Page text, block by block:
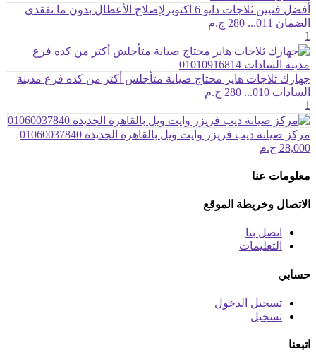
أفضل فنيين ثلاجات دايو 6 اكتوبرلإصلاح الأعطال بدون ما تفقدي
الضمان 011...
280 ج.م
1
جهازك ثلاجات هاير محتاج صيانة متأجلش أكتر من كده فرع مدينة
السادات 010...
280 ج.م
1
مركز صيانة ديب فريزر وايت ويل بالقاهرة الجديدة 01060037840
28,000 ج.م
معلومات عنا
الاتصال وخريطة الموقع
اتصل بنا
التعليمات
حسابي
تسجيل الدخول
تسجيل
اتبعنا